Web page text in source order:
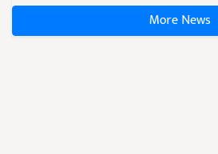
More News